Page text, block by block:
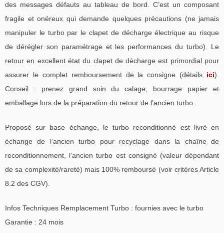
des messages défauts au tableau de bord. C’est un composant
fragile et onéreux qui demande quelques précautions (ne jamais
manipuler le turbo par le clapet de décharge électrique au risque
de dérégler son paramétrage et les performances du turbo). Le
retour en excellent état du clapet de décharge est primordial pour
assurer le complet remboursement de la consigne (détails ici).
Conseil : prenez grand soin du calage, bourrage papier et
emballage lors de la préparation du retour de l’ancien turbo.
Proposé sur base échange, le turbo reconditionné est livré en
échange de l’ancien turbo pour recyclage dans la chaîne de
reconditionnement, l’ancien turbo est consigné (valeur dépendant
de sa complexité/rareté) mais 100% remboursé (voir critères Article
8.2 des CGV).
Infos Techniques Remplacement Turbo : fournies avec le turbo
Garantie : 24 mois